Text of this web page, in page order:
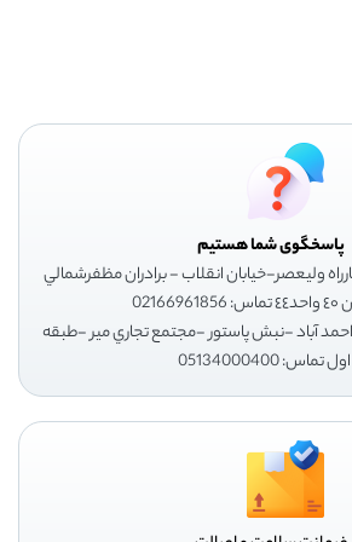
پاسخگوی شما هستیم
وليعصر-خيابان انقلاب - برادران مظفرشمالي
آباد -نبش پاستور -مجتمع تجاري مير -طبقه
تماس: 05134000400